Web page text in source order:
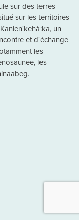
sur des terres
sur les territoires
un
et d'échange
les
les